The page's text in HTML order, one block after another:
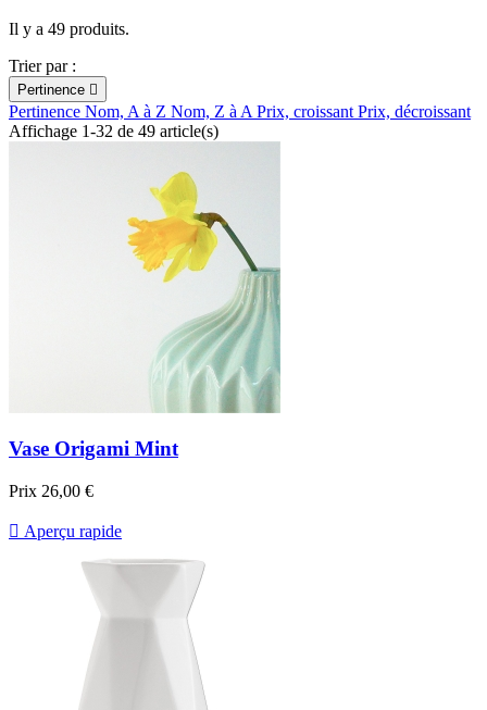
Il y a 49 produits.
Trier par :
Pertinence 
Pertinence Nom, A à Z Nom, Z à A Prix, croissant Prix, décroissant
Affichage 1-32 de 49 article(s)
Vase Origami Mint
Prix 26,00 €
 Aperçu rapide